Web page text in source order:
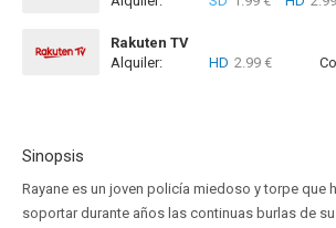
Rakuten TV
Alquiler:
HD 2.99 €
Sinopsis
Rayane es un joven policía miedoso y torpe que
soportar durante años las continuas burlas de